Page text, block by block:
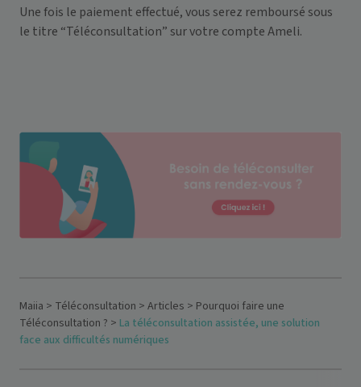
Une fois le paiement effectué, vous serez remboursé sous
le titre “Téléconsultation” sur votre compte Ameli.
Maiia > Téléconsultation > Articles > Pourquoi faire une
Téléconsultation ? > La téléconsultation assistée, une solution
face aux difficultés numériques